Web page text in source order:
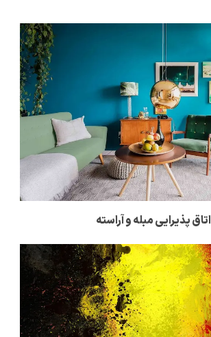
اتاق پذیرایی مبله و آراسته